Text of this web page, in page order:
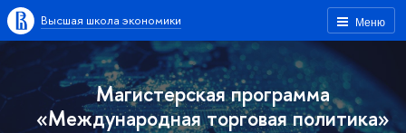
Меню
Высшая школа экономики
Магистерская программа
«Международная торговая политика»